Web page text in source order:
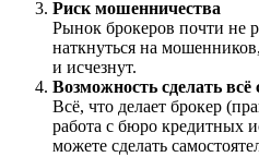
Риск мошенничества
Рынок брокеров почти не
наткнуться на
и исчезнут.
Возможность сделать всё
Всё, что делает брокер
работа с бюро кредитных
можете сделать